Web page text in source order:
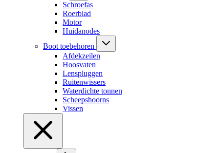
Schroefas
Roerblad
Motor
Huidanodes
Boot toebehoren
Afdekzeilen
Hoosvaten
Lenspluggen
Ruitenwissers
Waterdichte tonnen
Scheepshoorns
Vissen